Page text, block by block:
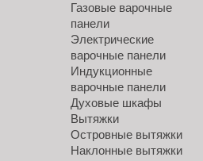
Газовые варочные
панели
Электрические
варочные панели
Индукционные
варочные панели
Духовые шкафы
Вытяжки
Островные вытяжки
Наклонные вытяжки